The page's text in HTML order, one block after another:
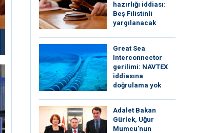
hazırlığı iddiası:
Beş Filistinli
yargılanacak
Great Sea
Interconnector
gerilimi: NAVTEX
iddiasına
doğrulama yok
Adalet Bakan
Gürlek, Uğur
Mumcu’nun